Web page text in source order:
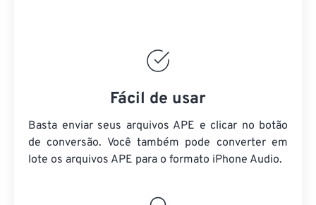
Fácil de usar
Basta enviar seus arquivos APE e clicar no botão
de conversão. Você também pode converter em
lote os arquivos APE para o formato iPhone Audio.